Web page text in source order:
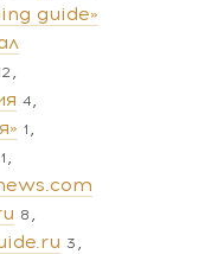
guide»
4
1
1
8
3